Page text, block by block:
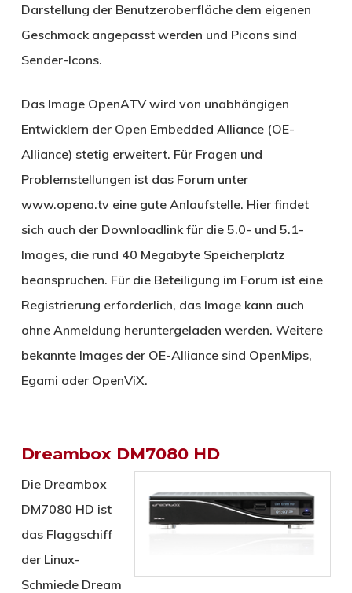
Darstellung der Benutzeroberfläche dem eigenen
Geschmack angepasst werden und Picons sind
Sender-Icons.
Das Image OpenATV wird von unabhängigen
Entwicklern der Open Embedded Alliance (OE-
Alliance) stetig erweitert. Für Fragen und
Problemstellungen ist das Forum unter
www.opena.tv eine gute Anlaufstelle. Hier findet
sich auch der Downloadlink für die 5.0- und 5.1-
Images, die rund 40 Megabyte Speicherplatz
beanspruchen. Für die Beteiligung im Forum ist eine
Registrierung erforderlich, das Image kann auch
ohne Anmeldung heruntergeladen werden. Weitere
bekannte Images der OE-Alliance sind OpenMips,
Egami oder OpenViX.
Dreambox DM7080 HD
Die Dreambox
DM7080 HD ist
das Flaggschiff
der Linux-
Schmiede Dream